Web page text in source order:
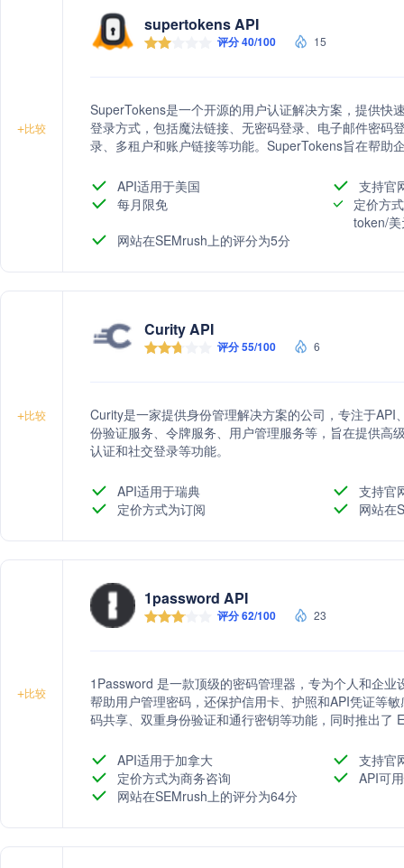
+比较
supertokens API
评分 40/100 15
SuperTokens是一个开源的用户认证解决方案，提供快
登录方式，包括魔法链接、无密码登录、电子邮件密码
录、多租户和账户链接等功能。SuperTokens旨在帮助
API适用于美国
支持官
每月限免
定价方
token/
网站在SEMrush上的评分为5分
+比较
Curity API
评分 55/100 6
Curity是一家提供身份管理解决方案的公司，专注于
份验证服务、令牌服务、用户管理服务等，旨在提供高
认证和社交登录等功能。
API适用于瑞典
支持官
定价方式为订阅
网站在
+比较
1password API
评分 62/100 23
1Password 是一款顶级的密码管理器，专为个人和企
帮助用户管理密码，还保护信用卡、护照和API凭证等
码共享、双重身份验证和通行密钥等功能，同时推出
API适用于加拿大
支持官
定价方式为商务咨询
API可
网站在SEMrush上的评分为64分